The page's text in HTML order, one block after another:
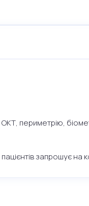
ОКТ, периметрію,
запрошує на